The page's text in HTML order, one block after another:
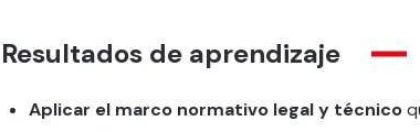
Resultados de aprendizaje
Aplicar el marco normativo legal y técnico